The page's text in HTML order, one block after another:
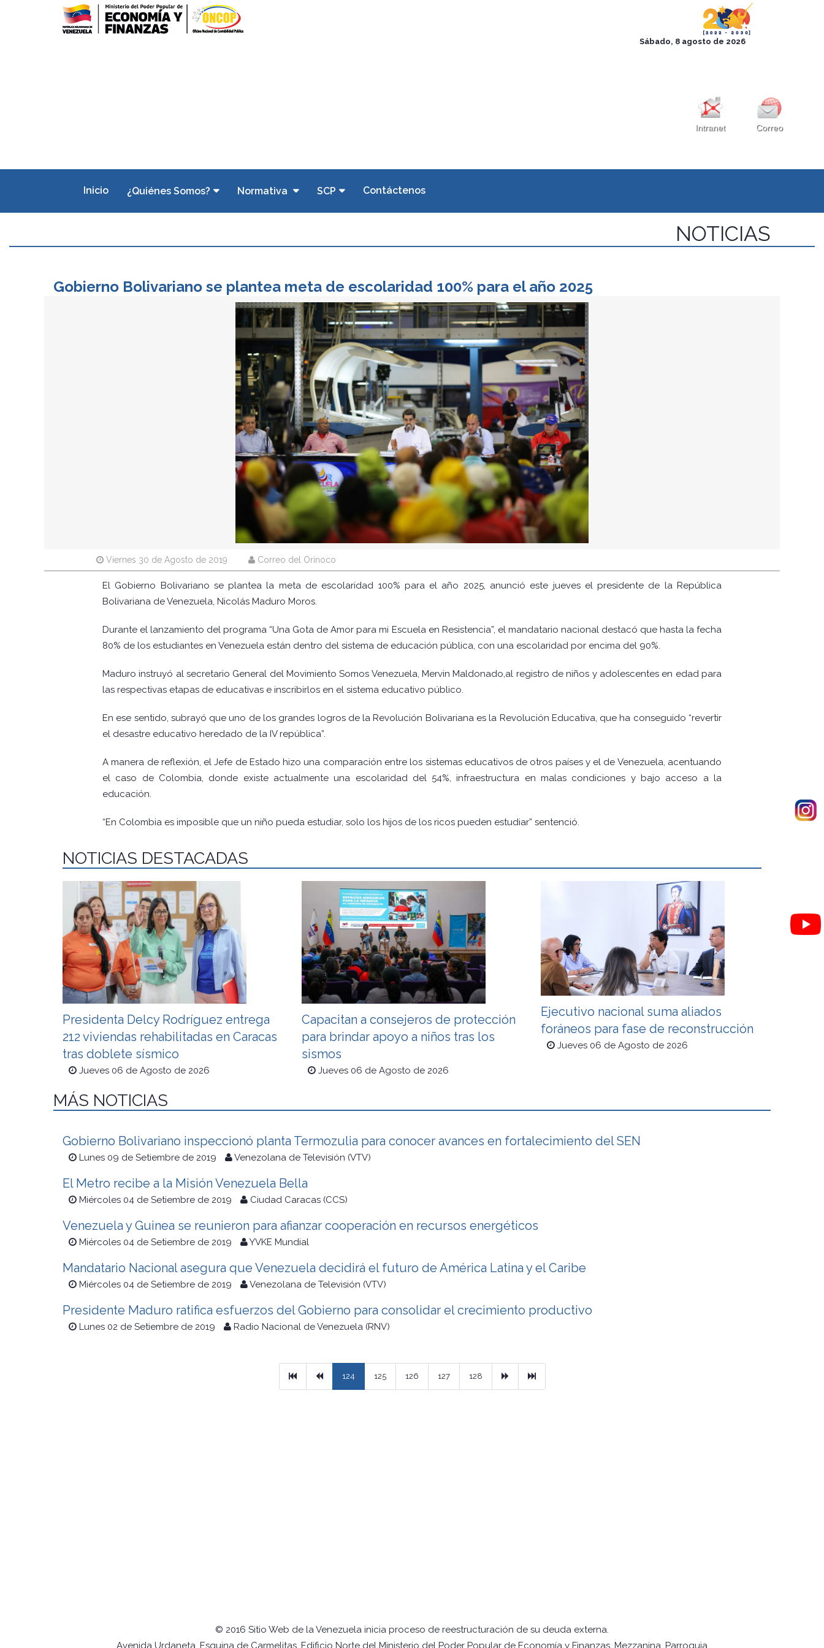
Correo
Intranet
Inicio ¿Quiénes Somos? Normativa SCP Contáctenos
NOTICIAS
Gobierno Bolivariano se plantea meta de escolaridad 100% para el año 2025
Viernes 30 de Agosto de 2019 Correo del Orinoco
El Gobierno Bolivariano se plantea la meta de escolaridad 100% para el año 2025, anunció este jueves el presidente de la República
Bolivariana de Venezuela, Nicolás Maduro Moros.
Durante el lanzamiento del programa “Una Gota de Amor para mi Escuela en Resistencia”, el mandatario nacional destacó que hasta la fecha
80% de los estudiantes en Venezuela están dentro del sistema de educación pública, con una escolaridad por encima del 90%.
Maduro instruyó al secretario General del Movimiento Somos Venezuela, Mervin Maldonado,al registro de niños y adolescentes en edad para
las respectivas etapas de educativas e inscribirlos en el sistema educativo público.
En ese sentido, subrayó que uno de los grandes logros de la Revolución Bolivariana es la Revolución Educativa, que ha conseguido “revertir
el desastre educativo heredado de la IV república”.
A manera de reflexión, el Jefe de Estado hizo una comparación entre los sistemas educativos de otros países y el de Venezuela, acentuando
el caso de Colombia, donde existe actualmente una escolaridad del 54%, infraestructura en malas condiciones y bajo acceso a la
educación.
“En Colombia es imposible que un niño pueda estudiar, solo los hijos de los ricos pueden estudiar” sentenció.
NOTICIAS DESTACADAS
Presidenta Delcy Rodríguez entrega
212 viviendas rehabilitadas en Caracas
tras doblete sísmico
Jueves 06 de Agosto de 2026
Capacitan a consejeros de protección
para brindar apoyo a niños tras los
sismos
Jueves 06 de Agosto de 2026
Ejecutivo nacional suma aliados
foráneos para fase de reconstrucción
Jueves 06 de Agosto de 2026
MÁS NOTICIAS
Gobierno Bolivariano inspeccionó planta Termozulia para conocer avances en fortalecimiento del SEN
Lunes 09 de Setiembre de 2019 Venezolana de Televisión (VTV)
El Metro recibe a la Misión Venezuela Bella
Miércoles 04 de Setiembre de 2019 Ciudad Caracas (CCS)
Venezuela y Guinea se reunieron para afianzar cooperación en recursos energéticos
Miércoles 04 de Setiembre de 2019 YVKE Mundial
Mandatario Nacional asegura que Venezuela decidirá el futuro de América Latina y el Caribe
Miércoles 04 de Setiembre de 2019 Venezolana de Televisión (VTV)
Presidente Maduro ratifica esfuerzos del Gobierno para consolidar el crecimiento productivo
Lunes 02 de Setiembre de 2019 Radio Nacional de Venezuela (RNV)
PrimeraPrevious
124 125 126 127 128 Next Ultimo
© 2016 Sitio Web de la Venezuela inicia proceso de reestructuración de su deuda externa.
Avenida Urdaneta, Esquina de Carmelitas, Edificio Norte del Ministerio del Poder Popular de Economía y Finanzas, Mezzanina. Parroquia